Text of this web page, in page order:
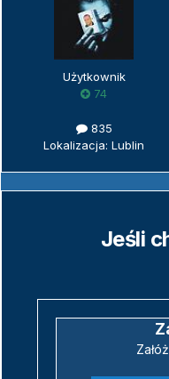
Użytkownik
74
835
Lokalizacja: Lublin
Jeśli